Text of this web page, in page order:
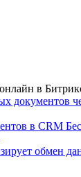
в
документов
в CRM
обмен